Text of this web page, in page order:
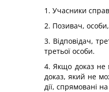
1. Учасники
2. Позивач,
3. Відповідач,
третьої особи.
4. Якщо доказ не
доказ, який не
дії, спрямовані